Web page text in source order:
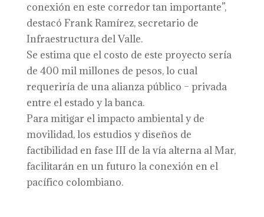
conexión en este corredor tan importante”,
destacó Frank Ramírez, secretario de
Infraestructura del Valle.
Se estima que el costo de este proyecto sería
de 400 mil millones de pesos, lo cual
requeriría de una alianza público – privada
entre el estado y la banca.
Para mitigar el impacto ambiental y de
movilidad, los estudios y diseños de
factibilidad en fase III de la vía alterna al Mar,
facilitarán en un futuro la conexión en el
pacífico colombiano.